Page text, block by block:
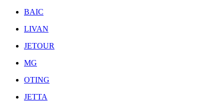
BAIC
LIVAN
JETOUR
MG
OTING
JETTA